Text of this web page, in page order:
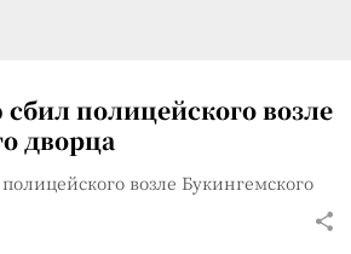
полицейского возле
дворца
возле Букингемского